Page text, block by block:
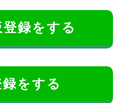
録をする
をする